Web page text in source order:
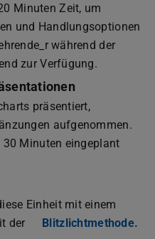
Minuten Zeit, um
und Handlungsoptionen
während der
zur Verfügung.
präsentiert,
aufgenommen.
Minuten eingeplant
Einheit mit einem
der
Blitzlichtmethode.